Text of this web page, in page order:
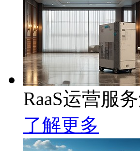
RaaS运营服
了解更多